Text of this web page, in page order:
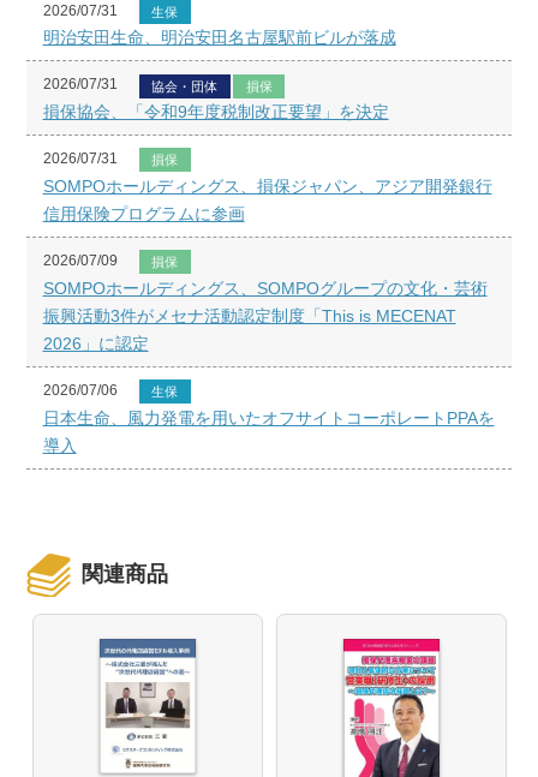
2026/07/31 生保
明治安田生命、明治安田名古屋駅前ビルが落成
2026/07/31 協会・団体 損保
損保協会、「令和9年度税制改正要望」を決定
2026/07/31 損保
SOMPOホールディングス、損保ジャパン、アジア開発銀行
信用保険プログラムに参画
2026/07/09 損保
SOMPOホールディングス、SOMPOグループの文化・芸術
振興活動3件がメセナ活動認定制度「This is MECENAT
2026」に認定
2026/07/06 生保
日本生命、風力発電を用いたオフサイトコーポレートPPAを
導入
関連商品